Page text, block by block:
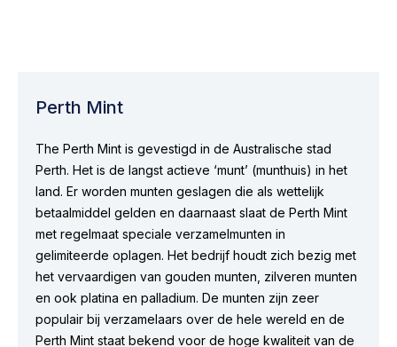
Perth Mint
The Perth Mint is gevestigd in de Australische stad
Perth. Het is de langst actieve ‘munt’ (munthuis) in het
land. Er worden munten geslagen die als wettelijk
betaalmiddel gelden en daarnaast slaat de Perth Mint
met regelmaat speciale verzamelmunten in
gelimiteerde oplagen. Het bedrijf houdt zich bezig met
het vervaardigen van gouden munten, zilveren munten
en ook platina en palladium. De munten zijn zeer
populair bij verzamelaars over de hele wereld en de
Perth Mint staat bekend voor de hoge kwaliteit van de